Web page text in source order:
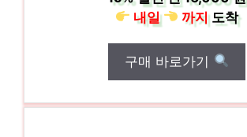
내일
까지도착
구매 바로가기